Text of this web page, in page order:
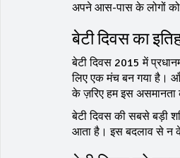
अपने आस-पास के लोगों
बेटी दिवस का
बेटी दिवस 2015 में
लिए एक मंच बन गया है।
के ज़रिए हम इस
बेटी दिवस की सबसे बड़ी
आता है। इस बदलाव से न